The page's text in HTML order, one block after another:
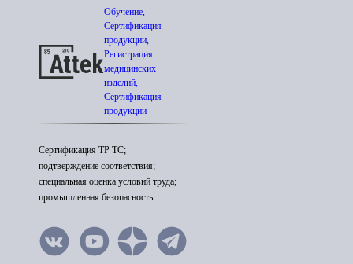
Обучение,
Сертификация
продукции,
Регистрация
медицинских
изделий,
Сертификация
продукции
Сертификация ТР ТС;
подтверждение соответствия;
специальная оценка условий труда;
промышленная безопасность.